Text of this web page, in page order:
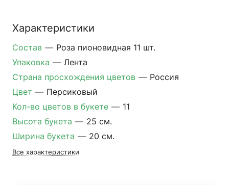
Характеристики
Состав — Роза пионовидная 11 шт.
Упаковка — Лента
Страна просхождения цветов — Россия
Цвет — Персиковый
Кол-во цветов в букете — 11
Высота букета — 25 см.
Ширина букета — 20 см.
Все характеристики